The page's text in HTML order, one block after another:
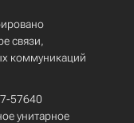
связи,
коммуникаций
57640
унитарное